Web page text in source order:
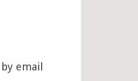
email